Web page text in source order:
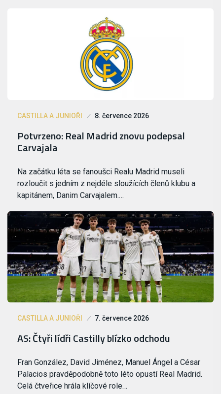
CASTILLA A JUNIOŘI 8. července 2026
Potvrzeno: Real Madrid znovu podepsal
Carvajala
Na začátku léta se fanoušci Realu Madrid museli
rozloučit s jedním z nejdéle sloužících členů klubu a
kapitánem, Danim Carvajalem.…
CASTILLA A JUNIOŘI 7. července 2026
AS: Čtyři lídři Castilly blízko odchodu
Fran González, David Jiménez, Manuel Ángel a César
Palacios pravděpodobně toto léto opustí Real Madrid.
Celá čtveřice hrála klíčové role…